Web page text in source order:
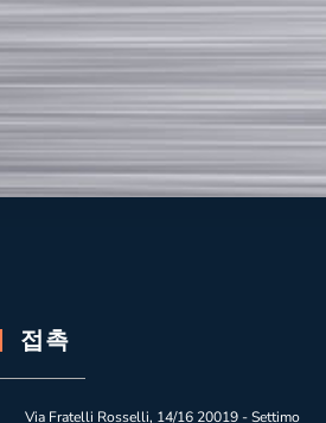
접촉
Via Fratelli Rosselli, 14/16 20019 - Settimo